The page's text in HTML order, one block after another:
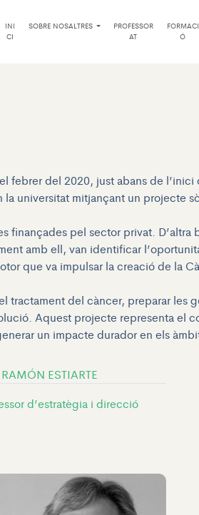
INI
CI
SOBRE NOSALTRES
PROFESSOR
AT
FORMACI
Ó
febrer del 2020, just abans de
universitat mitjançant un projecte
finançades pel sector privat.
amb ell, van identificar
que va impulsar la creació de la
del càncer, preparar les
Aquest projecte representa el
un impacte durador en els
ESTIARTE
d’estratègia i direcció